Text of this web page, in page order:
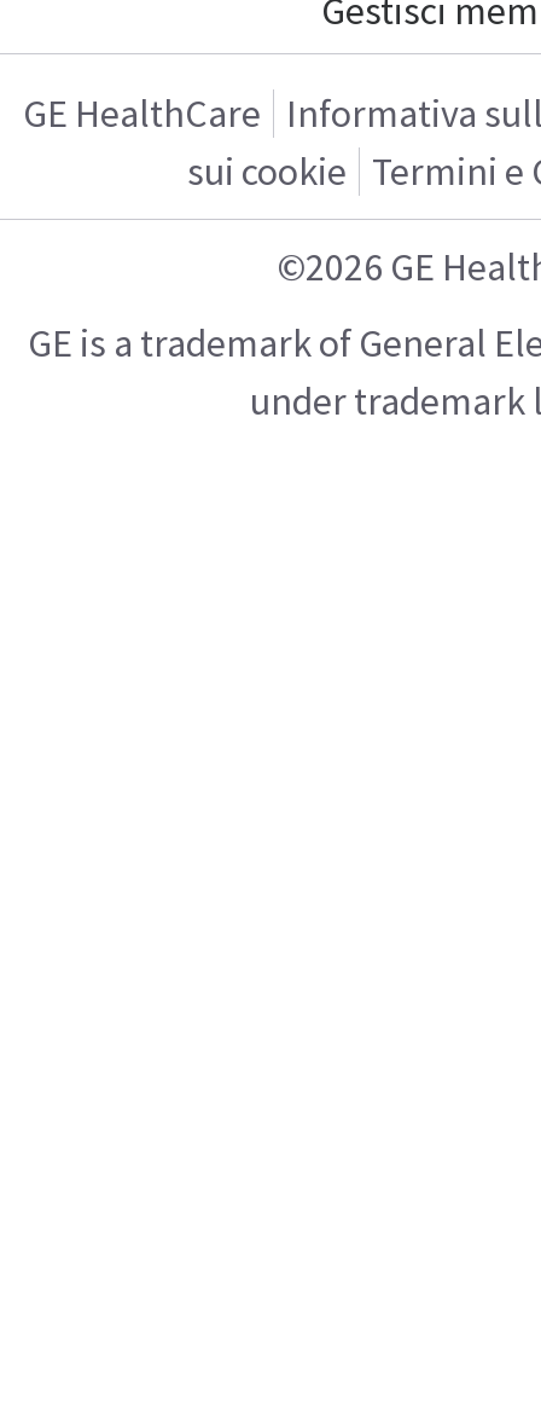
Gestisci
GE HealthCare
Informativa
sui cookie Termini e
©2026 GE
GE is a trademark of General
under trademark